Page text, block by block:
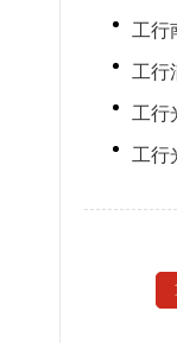
工行
工行
工行
工行